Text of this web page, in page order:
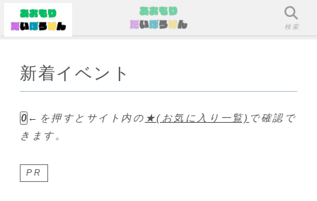
新着イベント
0 ←を押すとサイト内の ★(お気に入り一覧) で確認で
きます。
PR
メニュー 検索